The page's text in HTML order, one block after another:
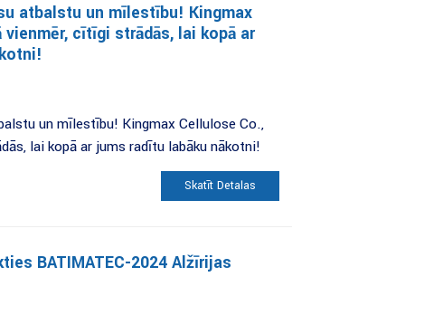
atbalstu un mīlestību! Kingmax
vienmēr, cītīgi strādās, lai kopā ar
un mīlestību! Kingmax Cellulose Co.,
lai kopā ar jums radītu labāku nākotni!
Skatīt Detaļas
BATIMATEC-2024 Alžīrijas